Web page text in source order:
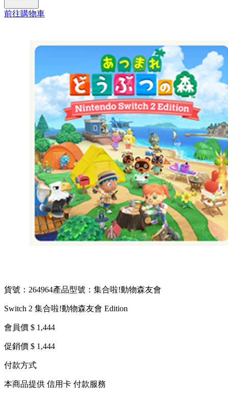
前往購物車
貨號：264964產品型號：集合啦!動物森友會
Switch 2 集合啦!動物森友會 Edition
會員價 $ 1,444
促銷價 $ 1,444
付款方式
本商品提供 信用卡 付款服務